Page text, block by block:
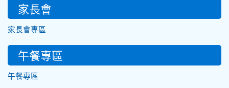
家長會
家長會專區
午餐專區
午餐專區